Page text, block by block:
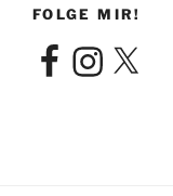
FOLGE MIR!
FacebookInstagram
X